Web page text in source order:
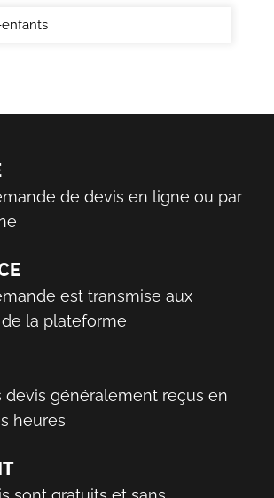
de devis en ligne ou par
est transmise aux
la plateforme
devis généralement reçus en
heures